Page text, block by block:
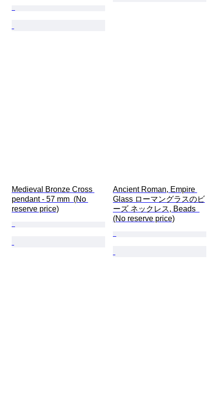
Medieval Bronze Cross
pendant - 57 mm  (No
reserve price)
Ancient Roman, Empire
Glass ローマングラスのビ
ーズ ネックレス, Beads
(No reserve price)